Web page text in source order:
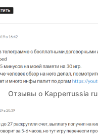
Отзывы о Kapperrussia ru